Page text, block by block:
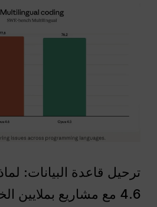
ترحيل قاعدة البيانات:
4.6 مع مشاريع